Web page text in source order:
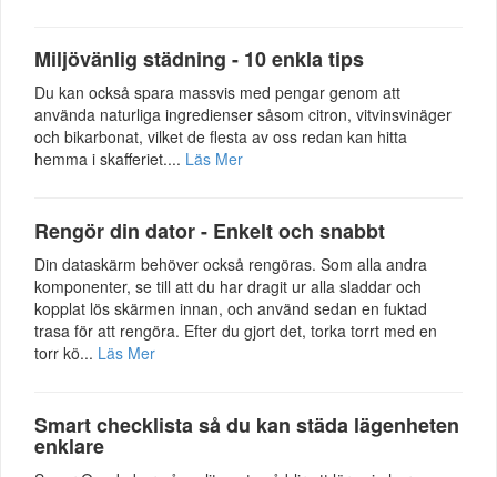
Miljövänlig städning - 10 enkla tips
Du kan också spara massvis med pengar genom att
använda naturliga ingredienser såsom citron, vitvinsvinäger
och bikarbonat, vilket de flesta av oss redan kan hitta
hemma i skafferiet.... Läs Mer
Rengör din dator - Enkelt och snabbt
Din dataskärm behöver också rengöras. Som alla andra
komponenter, se till att du har dragit ur alla sladdar och
kopplat lös skärmen innan, och använd sedan en fuktad
trasa för att rengöra. Efter du gjort det, torka torrt med en
torr kö... Läs Mer
Smart checklista så du kan städa lägenheten
enklare